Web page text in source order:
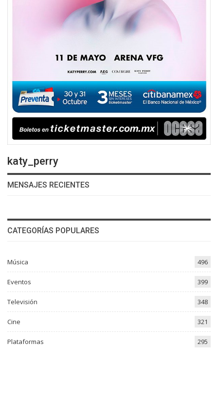
katy_perry
MENSAJES RECIENTES
CATEGORÍAS POPULARES
Música 496
Eventos 399
Televisión 348
Cine 321
Plataformas 295